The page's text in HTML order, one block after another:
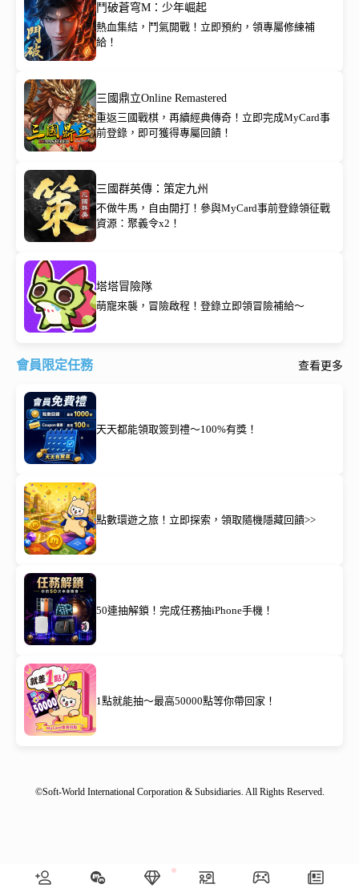
鬥破蒼穹M：少年崛起
熱血集結，鬥氣開戰！立即預約，領專屬修練補
給！
三國鼎立Online Remastered
重返三國戰棋，再續經典傳奇！立即完成MyCard事
前登錄，即可獲得專屬回饋！
三國群英傳：策定九州
不做牛馬，自由開打！參與MyCard事前登錄領征戰
資源：聚義令x2！
塔塔冒險隊
萌寵來襲，冒險啟程！登錄立即領冒險補給～
會員限定任務 查看更多
天天都能領取簽到禮～100%有獎！
點數環遊之旅！立即探索，領取隨機隱藏回饋>>
50連抽解鎖！完成任務抽iPhone手機！
1點就能抽～最高50000點等你帶回家！
©Soft-World International Corporation & Subsidiaries. All Rights Reserved.